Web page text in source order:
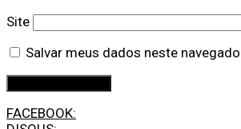
Site
Salvar meus dados neste
FACEBOOK: